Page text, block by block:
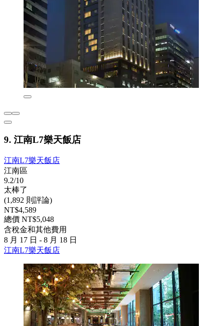
9. 江南L7樂天飯店
江南L7樂天飯店
江南區
9.2/10
太棒了
(1,892 則評論)
NT$4,589
總價 NT$5,048
含稅金和其他費用
8 月 17 日 - 8 月 18 日
江南L7樂天飯店